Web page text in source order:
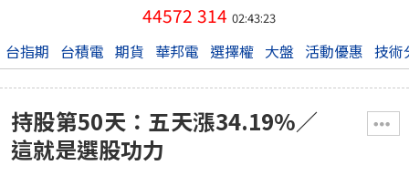
44572 314 02:43:23
台指期 台積電 期貨 華邦電 選擇權 大盤 活動優惠 技術
持股第50天：五天漲34.19%／
這就是選股功力